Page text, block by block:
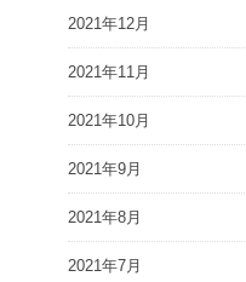
2021年12月
2021年11月
2021年10月
2021年9月
2021年8月
2021年7月